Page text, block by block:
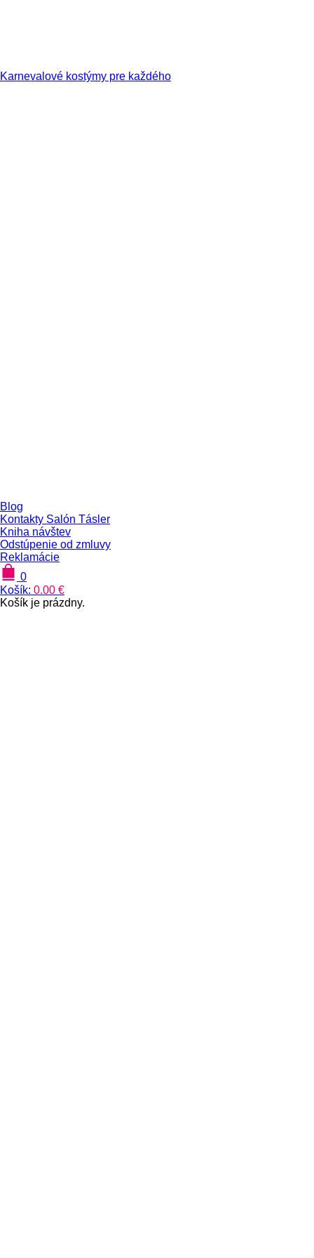
Karnevalové kostýmy pre každého
Blog
Kontakty Salón Tásler
Kniha návštev
Odstúpenie od zmluvy
Reklamácie
0
Košík: 0.00 €
Košík je prázdny.